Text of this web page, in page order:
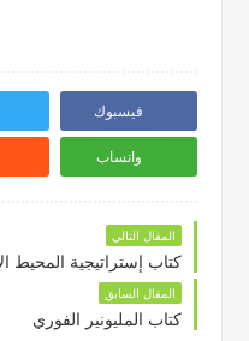
فيسبوك
واتساب
المقال التالي
كتاب إستراتيجية المحيط
المقال السابق
كتاب المليونير الفوري